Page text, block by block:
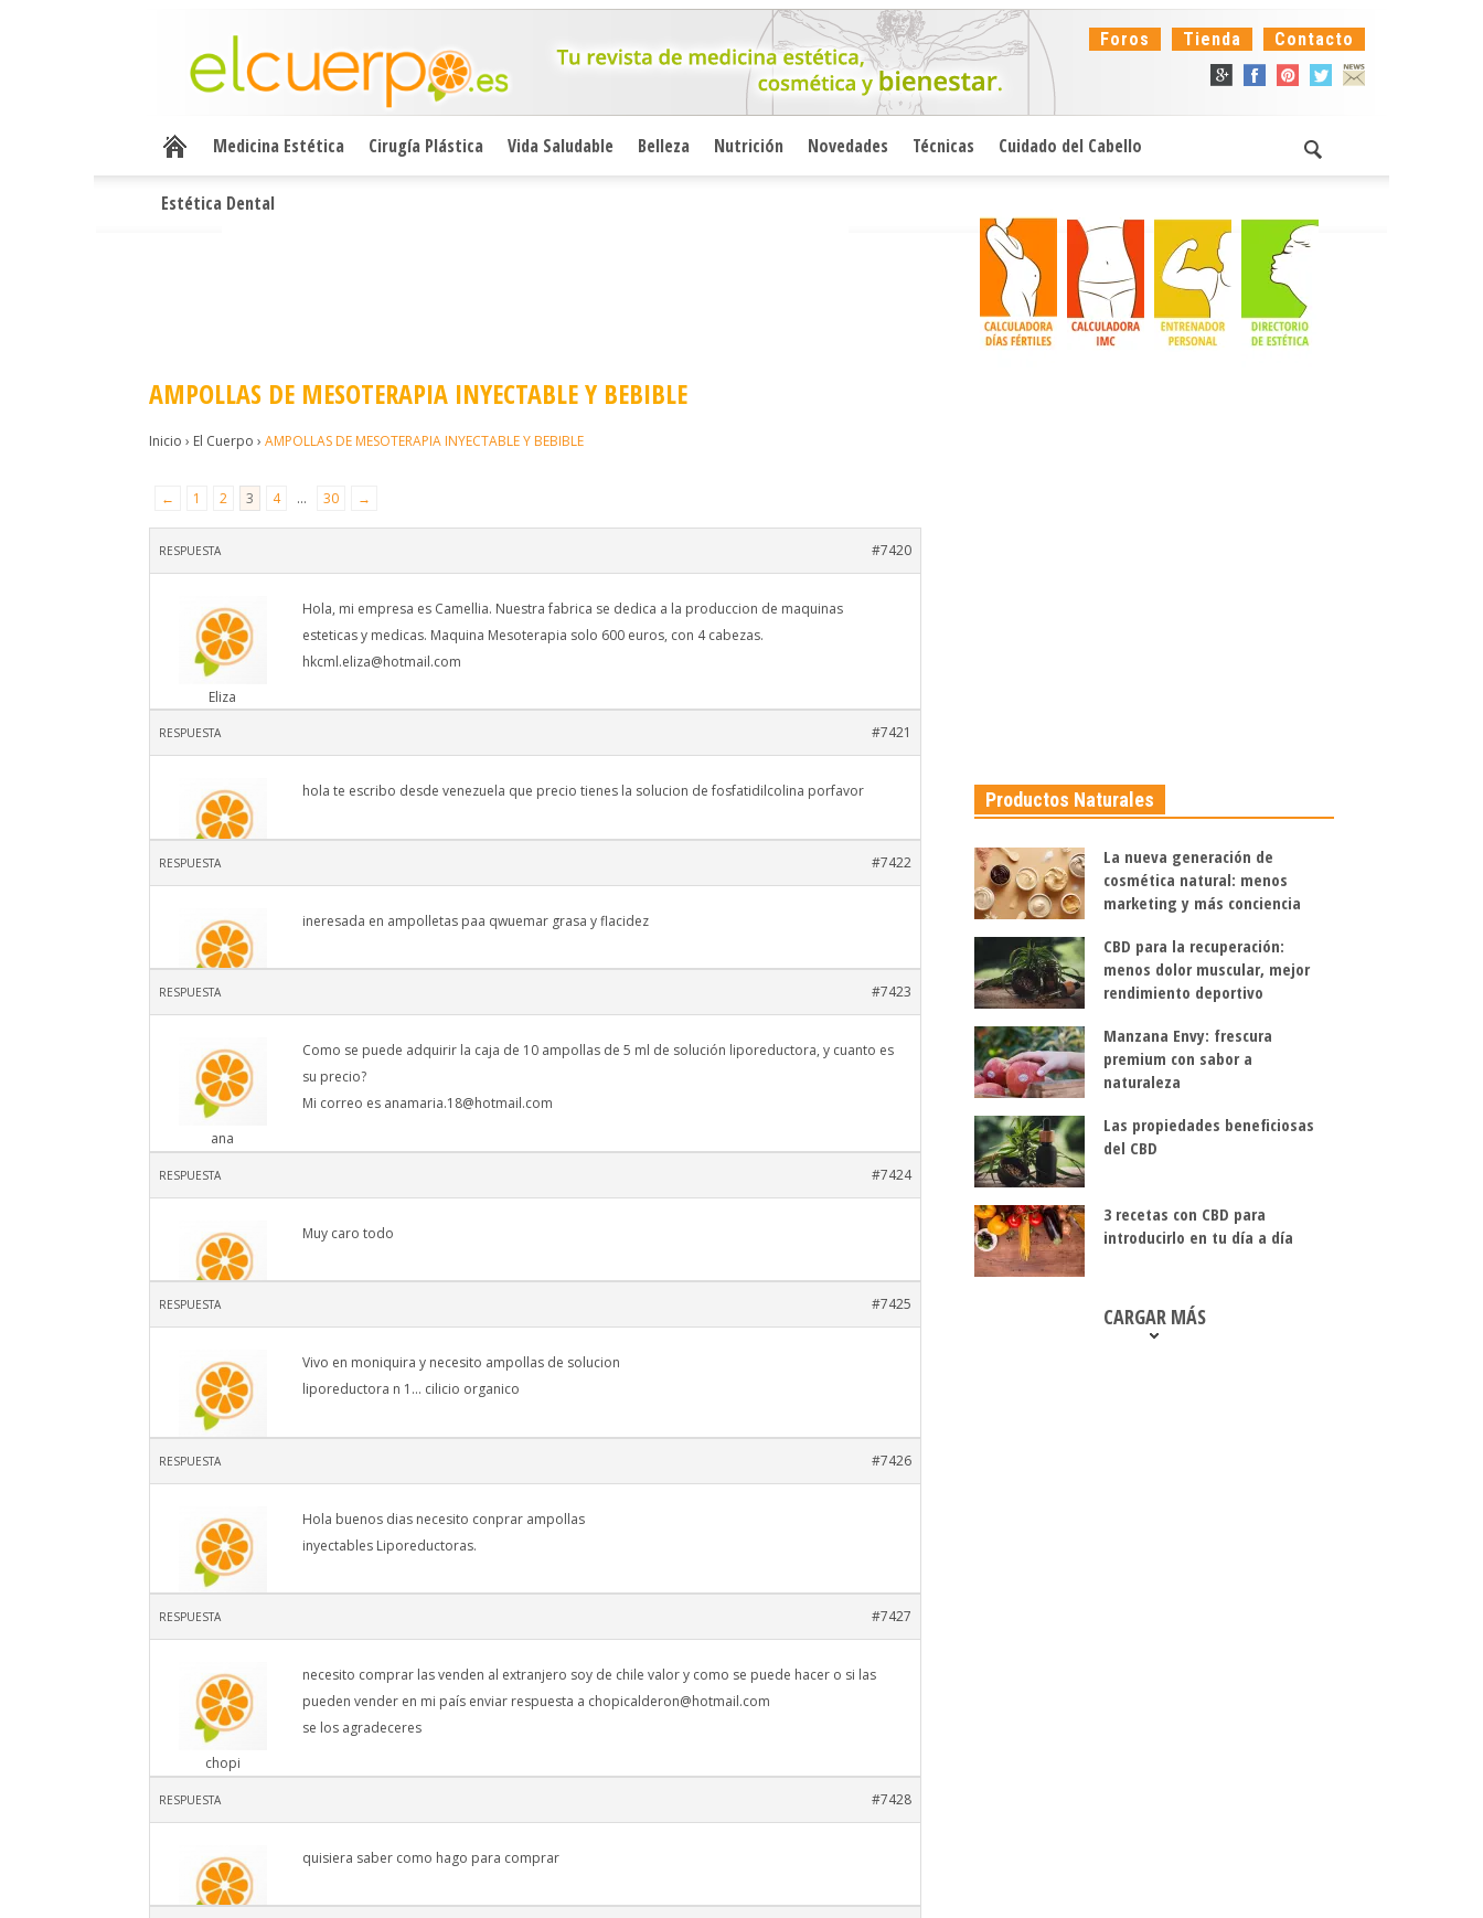
Contacto
Tienda
Foros
Medicina Estética Cirugía Plástica Vida Saludable Belleza Nutrición Novedades Técnicas Cuidado del Cabello
Estética Dental
AMPOLLAS DE MESOTERAPIA INYECTABLE Y BEBIBLE
Inicio › El Cuerpo › AMPOLLAS DE MESOTERAPIA INYECTABLE Y BEBIBLE
← 1 2 3 4 … 30 →
#7420
RESPUESTA
Eliza
Hola, mi empresa es Camellia. Nuestra fabrica se dedica a la produccion de maquinas
esteticas y medicas. Maquina Mesoterapia solo 600 euros, con 4 cabezas.
hkcml.eliza@hotmail.com
#7421
RESPUESTA
hola te escribo desde venezuela que precio tienes la solucion de fosfatidilcolina porfavor
#7422
RESPUESTA
ineresada en ampolletas paa qwuemar grasa y flacidez
#7423
RESPUESTA
ana
Como se puede adquirir la caja de 10 ampollas de 5 ml de solución liporeductora, y cuanto es
su precio?
Mi correo es anamaria.18@hotmail.com
#7424
RESPUESTA
Muy caro todo
#7425
RESPUESTA
Vivo en moniquira y necesito ampollas de solucion
liporeductora n 1… cilicio organico
#7426
RESPUESTA
Hola buenos dias necesito conprar ampollas
inyectables Liporeductoras.
#7427
RESPUESTA
chopi
necesito comprar las venden al extranjero soy de chile valor y como se puede hacer o si las
pueden vender en mi país enviar respuesta a chopicalderon@hotmail.com
se los agradeceres
#7428
RESPUESTA
quisiera saber como hago para comprar
Productos Naturales
La nueva generación de
cosmética natural: menos
marketing y más conciencia
CBD para la recuperación:
menos dolor muscular, mejor
rendimiento deportivo
Manzana Envy: frescura
premium con sabor a
naturaleza
Las propiedades beneficiosas
del CBD
3 recetas con CBD para
introducirlo en tu día a día
CARGAR MÁS